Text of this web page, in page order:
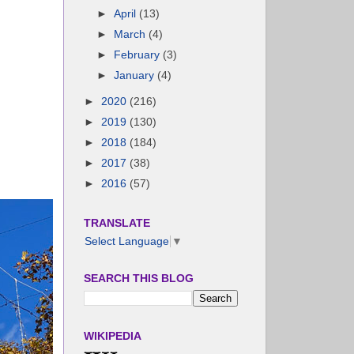
►April (13)
► March (4)
►
February (3)
►January (4)
► 2020 (216)
► 2019 (130)
► 2018 (184)
► 2017 (38)
► 2016 (57)
TRANSLATE
Select Language ▼
SEARCH THIS BLOG
WIKIPEDIA